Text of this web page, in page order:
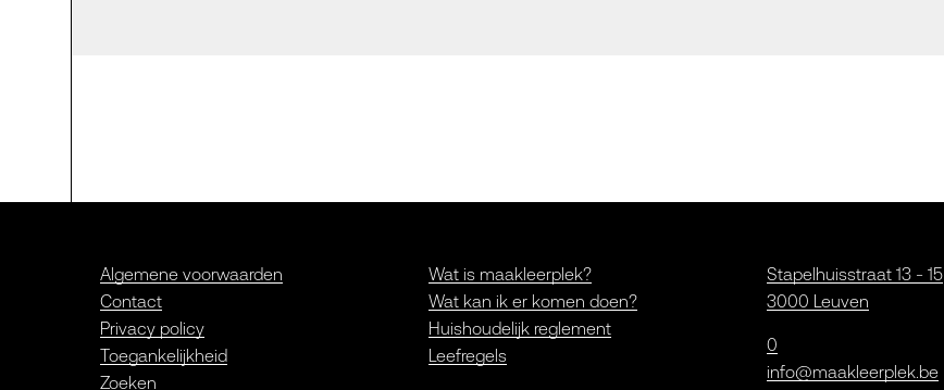
Algemene voorwaarden
Contact
Privacy policy
Toegankelijkheid
Zoeken
Wat is maakleerplek?
Wat kan ik er komen doen?
Huishoudelijk reglement
Leefregels
Stapelhuisstraat 13 - 15
3000 Leuven
0
info@maakleerplek.be